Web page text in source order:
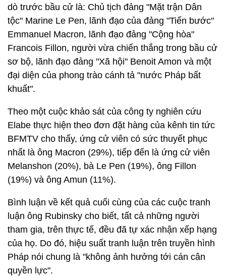
dò trước bầu cử là: Chủ tịch đảng "Mặt trận Dân
tộc" Marine Le Pen, lãnh đạo của đảng "Tiến bước"
Emmanuel Macron, lãnh đạo đảng "Cộng hòa"
Francois Fillon, người vừa chiến thắng trong bầu cử
sơ bộ, lãnh đạo đảng "Xã hội" Benoit Amon và một
đại diện của phong trào cánh tả "nước Pháp bất
khuất".
Theo một cuộc khảo sát của công ty nghiên cứu
Elabe thực hiện theo đơn đặt hàng của kênh tin tức
BFMTV cho thấy, ứng cử viên có sức thuyết phục
nhất là ông Macron (29%), tiếp đến là ứng cử viên
Melanshon (20%), bà Le Pen (19%), ông Fillon
(19%) và ông Amun (11%).
Bình luận về kết quả cuối cùng của các cuộc tranh
luận ông Rubinsky cho biết, tất cả những người
tham gia, trên thực tế, đều đã tự xác nhận xếp hạng
của họ. Do đó, hiệu suất tranh luận trên truyền hình
Pháp nói chung là "không ảnh hưởng tới cán cân
quyền lực".